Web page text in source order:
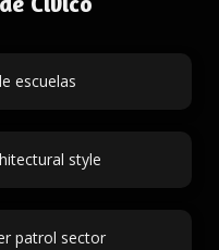
escuelas
style
patrol sector